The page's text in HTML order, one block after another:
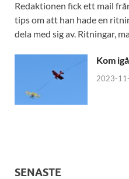
Redaktionen fick ett mail
tips om att han hade en
dela med sig av. Ritningar,
Kom
2023-
SENASTE